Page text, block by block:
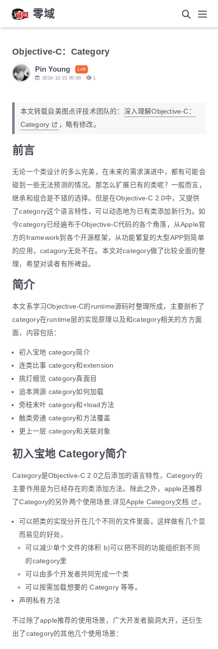
零域
Objective-C：Category
Pin Young
Lv9
2016-12-21 00:00
1
本文转载自美图点评技术团队的： 深入理解Objective-C：
Category
，略有修改。
前言
无论一个类设计的多么完美，在未来的需求演进中，都有可能会
碰到一些无法预测的情况。那怎么扩展已有的类呢？一般而言，
继承和组合是不错的选择。但是在Objective-C 2.0中，又提供
了category这个语言特性，可以动态地为已有类添加新行为。如
今category已经遍布于Objective-C代码的各个角落，从Apple官
方的framework到各个开源框架，从功能繁复的大型APP到简单
的应用，catagory无处不在。本文对category做了比较全面的整
理，希望对读者有所裨益。
简介
本文系学习Objective-C的runtime源码时整理所成，主要剖析了
category在runtime层的实现原理以及和category相关的方方面
面，内容包括：
初入宝地 category简介
连类比事 category和extension
挑灯细览 category真面目
追本溯源 category如何加载
旁枝末叶 category和+load方法
触类旁通 category和方法覆盖
更上一层 category和关联对象
初入宝地 Category简介
Category是Objective-C 2.0之后添加的语言特性，Category的
主要作用是为已经存在的类添加方法。除此之外，apple还推荐
了Category的另外两个使用场景,详见Apple Category文档 。
可以把类的实现分开在几个不同的文件里面。这样做有几个显
而易见的好处，
可以减少单个文件的体积 b)可以把不同的功能组织到不同
的category里
可以由多个开发者共同完成一个类
可以按需加载想要的 Category 等等。
声明私有方法
不过除了apple推荐的使用场景，广大开发者脑洞大开，还衍生
出了category的其他几个使用场景：